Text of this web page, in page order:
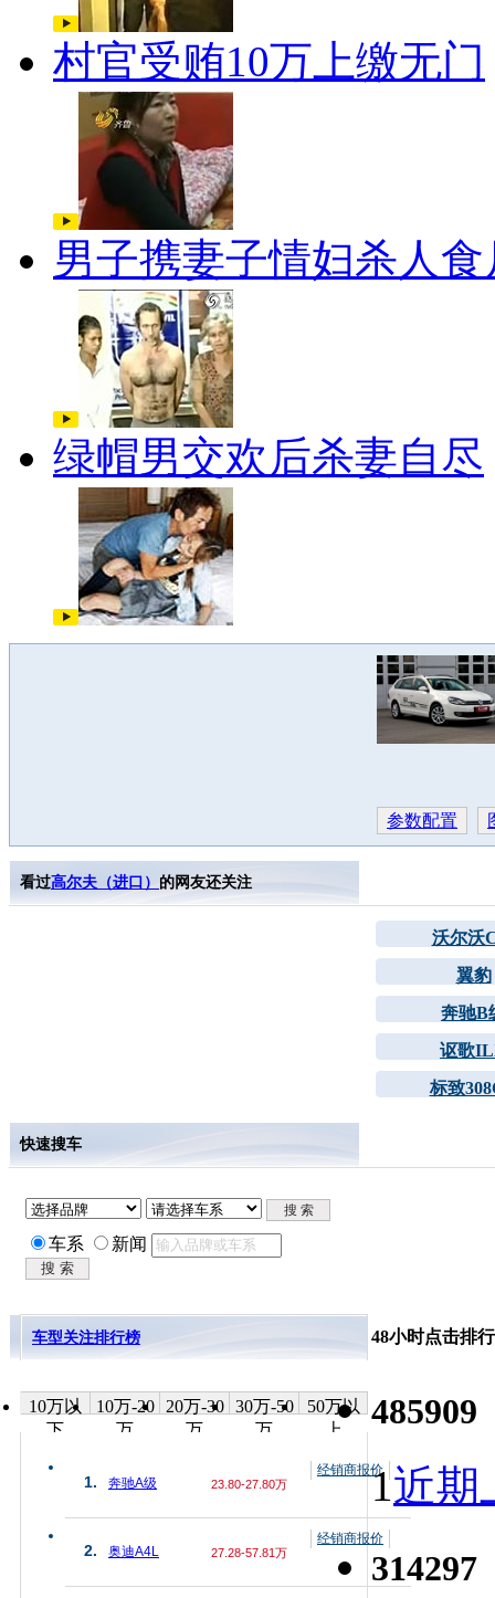
村官受贿10万上缴无门
男子携妻子情妇杀人食
绿帽男交欢后杀妻自尽
参数配置
看过高尔夫（进口） 的网友还关注
沃尔沃
翼豹
奔驰B
讴歌
标致
快速搜车
车系 新闻
车型关注排行榜
10万以
下
10万-20
万
20万-30
万
30万-50
万
50万以
上
1. 奔驰A级 23.80-27.80万
经销商报价
2. 奥迪A4L 27.28-57.81万
经销商报价
48小时点击排行
485909
1近期
314297